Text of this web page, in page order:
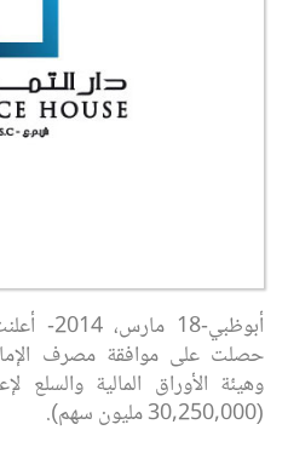
أبوظبي-
حصلت على موافقة مصرف
(30,250,000 مليون سهم).